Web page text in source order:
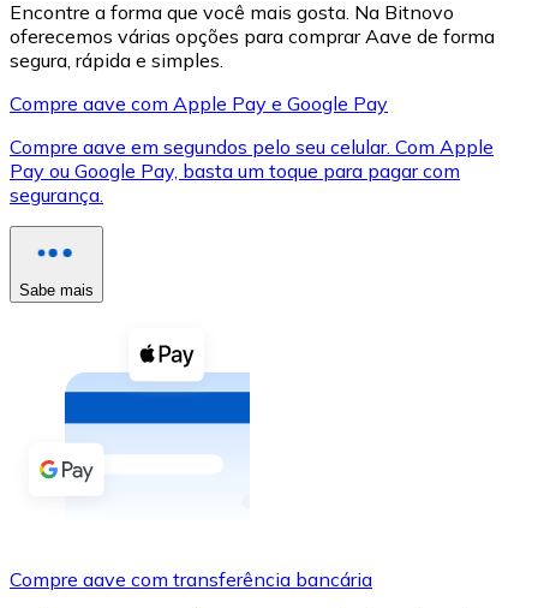
XRP
XRP
Ver tudo
Cupons cripto
Compre criptomoedas com dinheiro e outros
Comprar com dinheiro
Transferência SEPA
Encontre a forma que você mais gosta. Na Bitnovo
oferecemos várias opções para comprar Aave de forma
segura, rápida e simples.
Compre aave com Apple Pay e Google Pay
Compre aave em segundos pelo seu celular. Com Apple
Pay ou Google Pay, basta um toque para pagar com
segurança.
Sabe mais
Compre aave com transferência bancária